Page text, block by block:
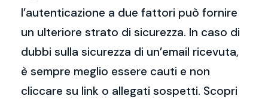
l’autenticazione a due fattori può fornire
un ulteriore strato di sicurezza. In caso di
dubbi sulla sicurezza di un’email ricevuta,
è sempre meglio essere cauti e non
cliccare su link o allegati sospetti. Scopri